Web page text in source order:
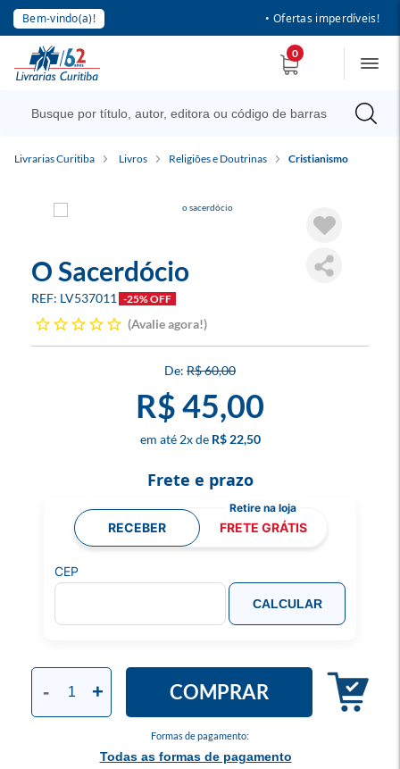
Bem-vindo(a)! • Ofertas imperdíveis!
0
Livrarias Curitiba Livros Religiões e Doutrinas Cristianismo
O Sacerdócio
LV537011 -25% OFF
Avalie agora!
R$ 60,00
R$ 45,00
2x R$ 22,50
Formas de pagamento:
Todas as formas de pagamento
- + COMPRAR
Frete e prazo
RECEBER FRETE GRÁTIS
CEP
CALCULAR